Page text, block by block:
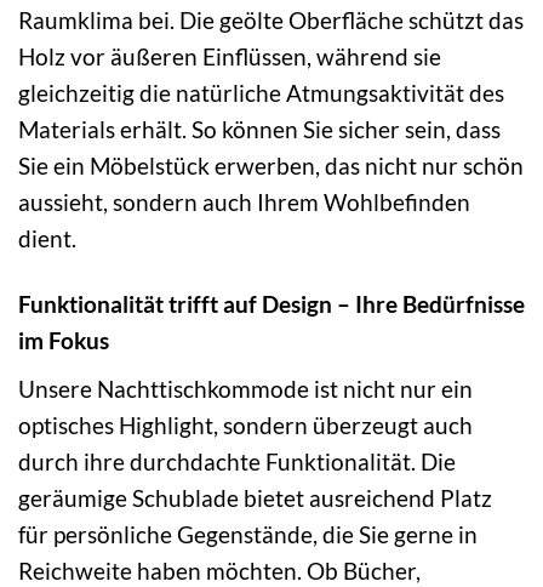
Raumklima bei. Die geölte Oberfläche schützt das
Holz vor äußeren Einflüssen, während sie
gleichzeitig die natürliche Atmungsaktivität des
Materials erhält. So können Sie sicher sein, dass
Sie ein Möbelstück erwerben, das nicht nur schön
aussieht, sondern auch Ihrem Wohlbefinden
dient.
Funktionalität trifft auf Design – Ihre Bedürfnisse
im Fokus
Unsere Nachttischkommode ist nicht nur ein
optisches Highlight, sondern überzeugt auch
durch ihre durchdachte Funktionalität. Die
geräumige Schublade bietet ausreichend Platz
für persönliche Gegenstände, die Sie gerne in
Reichweite haben möchten. Ob Bücher,